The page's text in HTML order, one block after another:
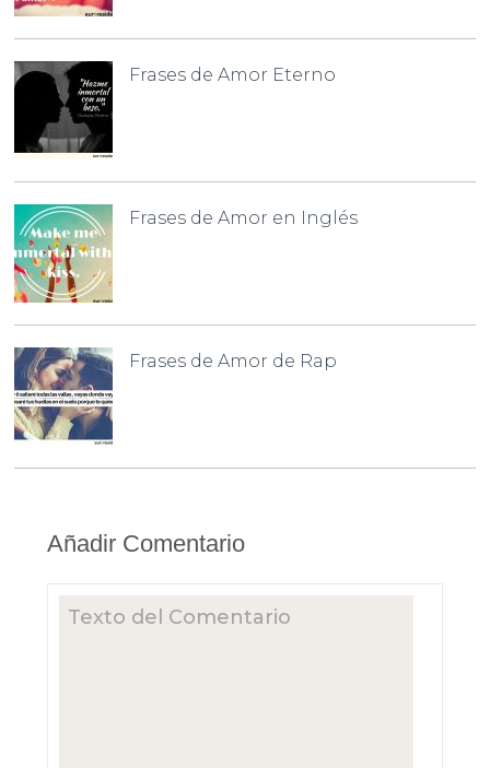
Frases de Amor Eterno
Frases de Amor en Inglés
Frases de Amor de Rap
Añadir Comentario